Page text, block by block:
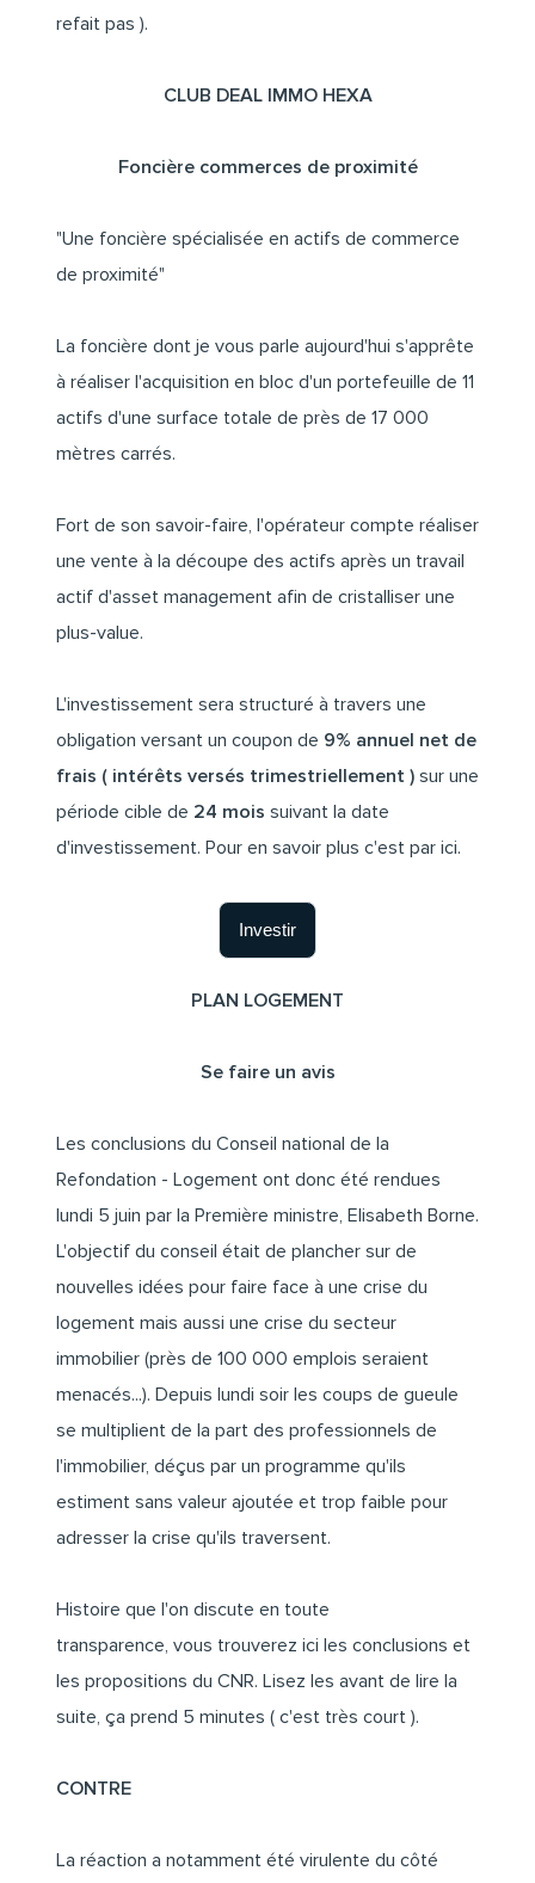
refait pas ).
CLUB DEAL IMMO HEXA
Foncière commerces de proximité
"Une foncière spécialisée en actifs de commerce
de proximité"
La foncière dont je vous parle aujourd'hui s'apprête
à réaliser l'acquisition en bloc d'un portefeuille de 11
actifs d'une surface totale de près de 17 000
mètres carrés.
Fort de son savoir-faire, l'opérateur compte réaliser
une vente à la découpe des actifs après un travail
actif d'asset management afin de cristalliser une
plus-value.
L'investissement sera structuré à travers une
obligation versant un coupon de 9% annuel net de
frais ( intérêts versés trimestriellement ) sur une
période cible de 24 mois suivant la date
d'investissement. Pour en savoir plus c'est par ici.
Investir
PLAN LOGEMENT
Se faire un avis
Les conclusions du Conseil national de la
Refondation - Logement ont donc été rendues
lundi 5 juin par la Première ministre, Elisabeth Borne.
L'objectif du conseil était de plancher sur de
nouvelles idées pour faire face à une crise du
logement mais aussi une crise du secteur
immobilier (près de 100 000 emplois seraient
menacés...). Depuis lundi soir les coups de gueule
se multiplient de la part des professionnels de
l'immobilier, déçus par un programme qu'ils
estiment sans valeur ajoutée et trop faible pour
adresser la crise qu'ils traversent.
Histoire que l'on discute en toute
transparence, vous trouverez ici les conclusions et
les propositions du CNR. Lisez les avant de lire la
suite, ça prend 5 minutes ( c'est très court ).
CONTRE
La réaction a notamment été virulente du côté